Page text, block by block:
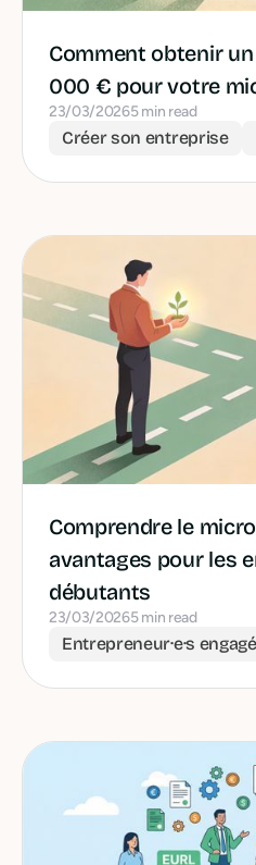
Comment obtenir
000 € pour votre
23/03/20265 min read
Créer son entreprise
Comprendre le
avantages pour les
débutants
23/03/20265 min read
Entrepreneur·e·s